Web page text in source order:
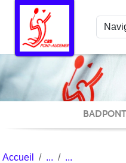
Accueil
Panneau de gestion des